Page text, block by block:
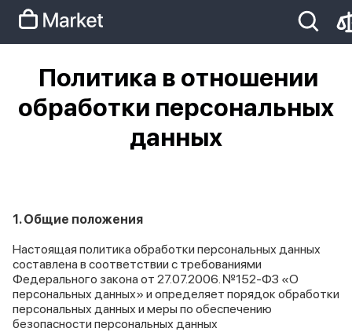
iphone айфон iPhone 14 pro
Iphone 14
айфон 14
Политика в отношении
обработки персональных
данных
1. Общие положения
Настоящая политика обработки персональных данных
составлена в соответствии с требованиями
Федерального закона от 27.07.2006. №152-ФЗ «О
персональных данных» и определяет порядок обработки
персональных данных и меры по обеспечению
безопасности персональных данных